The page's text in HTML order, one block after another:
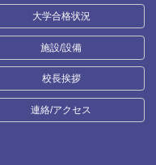
大学合格状況
施設/設備
校長挨拶
連絡/アクセス